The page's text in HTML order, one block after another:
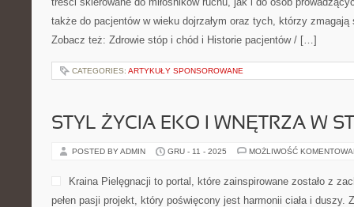
także do pacjentów w wieku dojrzałym oraz tych, którzy zmagają
Zobacz też: Zdrowie stóp i chód i Historie pacjentów / […]
CATEGORIES: ARTYKUŁY SPONSOROWANE
STYL ŻYCIA EKO I WNĘTRZA W
POSTED BY ADMIN GRU - 11 - 2025 MOŻLIWOŚĆ
Kraina Pielęgnacji to portal, które zainspirowane zostało z
pełen pasji projekt, który poświęcony jest harmonii ciała i duszy.